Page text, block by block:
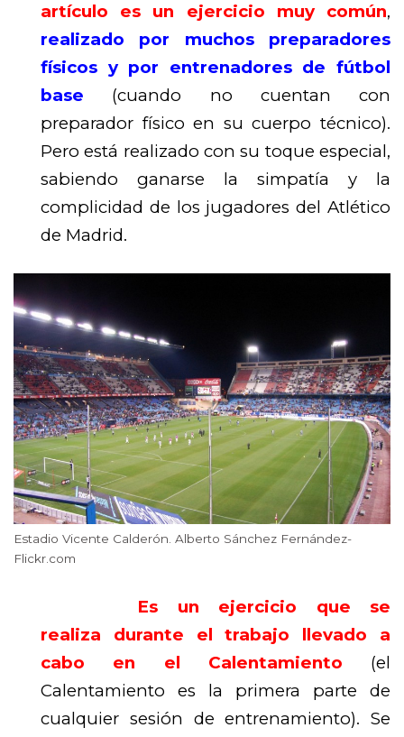
artículo es un ejercicio muy común,
realizado por muchos preparadores
físicos y por entrenadores de fútbol
base (cuando no cuentan con
preparador físico en su cuerpo técnico).
Pero está realizado con su toque especial,
sabiendo ganarse la simpatía y la
complicidad de los jugadores del Atlético
de Madrid.
Estadio Vicente Calderón. Alberto Sánchez Fernández-
Flickr.com
Es un ejercicio que se
realiza durante el trabajo llevado a
cabo en el Calentamiento
(el
Calentamiento es la primera parte de
cualquier sesión de entrenamiento). Se